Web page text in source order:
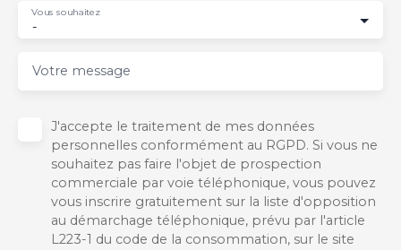
-
Vous souhaitez
Votre message
J'accepte le traitement de mes données
personnelles conformément au RGPD. Si vous ne
souhaitez pas faire l'objet de prospection
commerciale par voie téléphonique, vous pouvez
vous inscrire gratuitement sur la liste d'opposition
au démarchage téléphonique, prévu par l'article
L223-1 du code de la consommation, sur le site